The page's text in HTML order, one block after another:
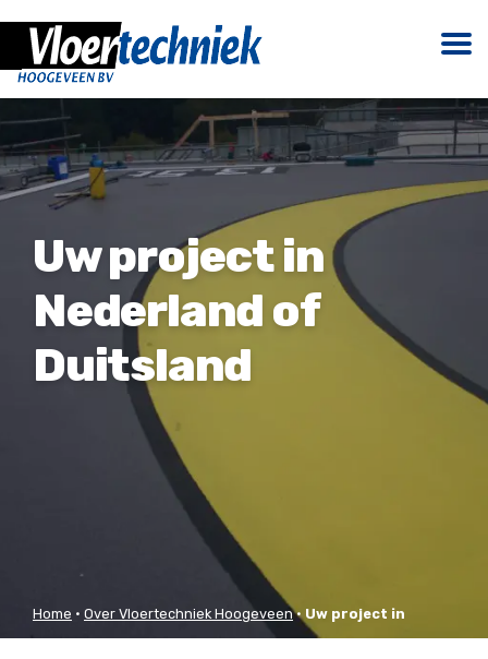
Uw project in
Nederland of
Duitsland
Home • Over Vloertechniek Hoogeveen• Uw project in